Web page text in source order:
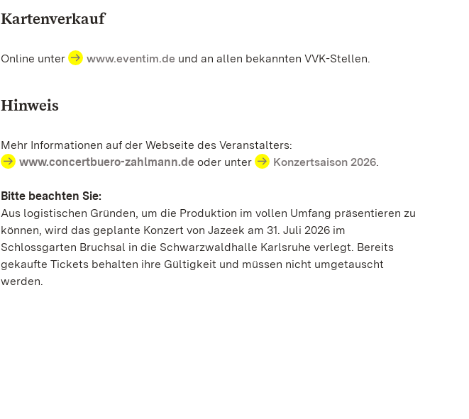
Kartenverkauf
Online unter www.eventim.de und an allen bekannten VVK-Stellen.
Hinweis
Mehr Informationen auf der Webseite des Veranstalters:
www.concertbuero-zahlmann.de oder unter Konzertsaison 2026.
Bitte beachten Sie:
Aus logistischen Gründen, um die Produktion im vollen Umfang präsentieren zu
können, wird das geplante Konzert von Jazeek am 31. Juli 2026 im
Schlossgarten Bruchsal in die Schwarzwaldhalle Karlsruhe verlegt. Bereits
gekaufte Tickets behalten ihre Gültigkeit und müssen nicht umgetauscht
werden.